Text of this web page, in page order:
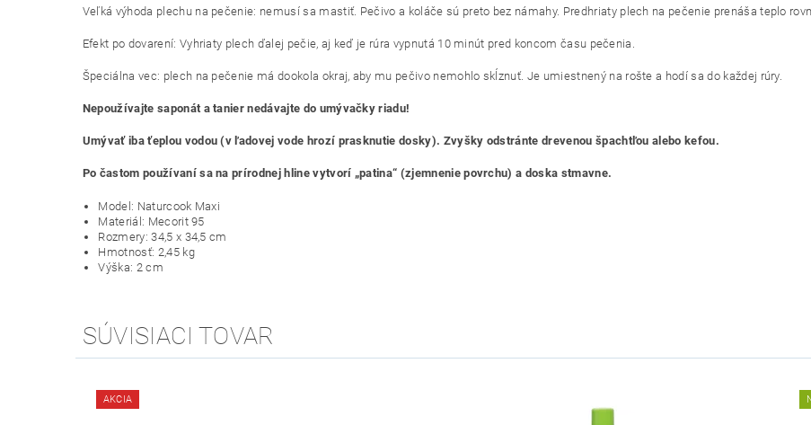
Veľká výhoda plechu na pečenie: nemusí sa mastiť. Pečivo a koláče sú preto bez námahy. Predhriaty plech na pečenie prenáša teplo
Efekt po dovarení: Vyhriaty plech ďalej pečie, aj keď je rúra vypnutá 10 minút pred koncom času pečenia.
Špeciálna vec: plech na pečenie má dookola okraj, aby mu pečivo nemohlo skĺznuť. Je umiestnený na rošte a hodí sa do každej rúry.
Nepoužívajte saponát a tanier nedávajte do umývačky riadu!
Umývať iba ťeplou vodou (v ľadovej vode hrozí prasknutie dosky). Zvyšky odstránte drevenou špachtľou alebo kefou.
Po častom používaní sa na prírodnej hline vytvorí „patina“ (zjemnenie povrchu) a doska stmavne.
Model: Naturcook Maxi
Materiál: Mecorit 95
Rozmery: 34,5 x 34,5 cm
Hmotnosť: 2,45 kg
Výška: 2 cm
SÚVISIACI TOVAR
AKCIA